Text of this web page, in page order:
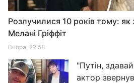
Розлучилися 10 років тому: як
Мелані Гріффіт
Вчора, 22:58
"Путін,
актор